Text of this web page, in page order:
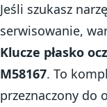
Jeśli szukasz
serwisowanie,
Klucze płasko
M58167. To
przeznaczony do